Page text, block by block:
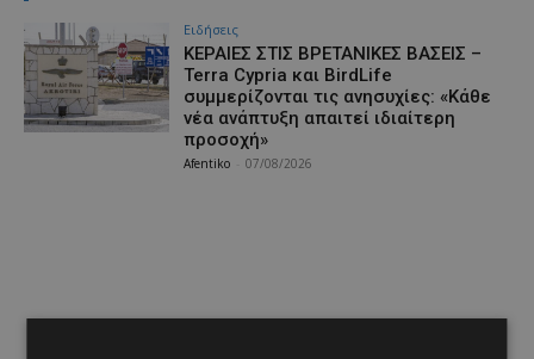
Ειδήσεις
ΚΕΡΑΙΕΣ ΣΤΙΣ ΒΡΕΤΑΝΙΚΕΣ ΒΑΣΕΙΣ –
Terra Cypria και BirdLife
συμμερίζονται τις ανησυχίες: «Κάθε
νέα ανάπτυξη απαιτεί ιδιαίτερη
προσοχή»
Afentiko 07/08/2026